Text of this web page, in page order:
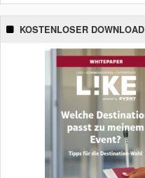
KOSTENLOSER DOWNLOAD